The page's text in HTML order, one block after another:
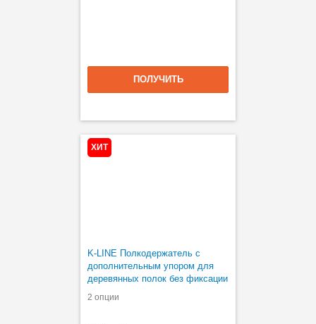
ПОЛУЧИТЬ
ХИТ
K-LINE Полкодержатель с
дополнительным упором для
деревянных полок без фиксации
2 опции